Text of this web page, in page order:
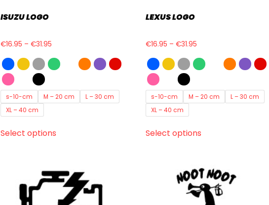
ISUZU LOGO
€16.95 – €31.95
s-10-cm M – 20 cm
L – 30 cm
XL – 40 cm
Select options
LEXUS LOGO
€16.95 – €31.95
s-10-cm M – 20 cm
L – 30 cm
XL – 40 cm
Select options